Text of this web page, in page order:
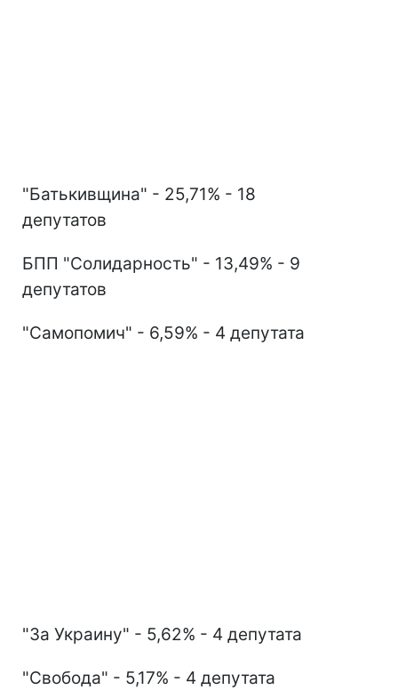
"Батькивщина" - 25,71% - 18
депутатов
БПП "Солидарность" - 13,49% - 9
депутатов
"Самопомич" - 6,59% - 4 депутата
"За Украину" - 5,62% - 4 депутата
"Свобода" - 5,17% - 4 депутата